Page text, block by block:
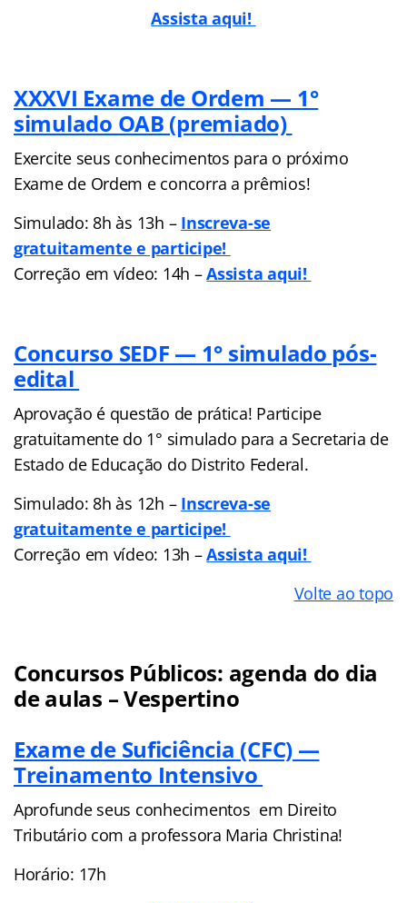
Assista aqui!
XXXVI Exame de Ordem — 1°
simulado OAB (premiado)
Exercite seus conhecimentos para o próximo
Exame de Ordem e concorra a prêmios!
Simulado: 8h às 13h – Inscreva-se
gratuitamente e participe!
Correção em vídeo: 14h –Assista aqui!
Concurso SEDF — 1° simulado pós-
edital
Aprovação é questão de prática! Participe
gratuitamente do 1° simulado para a Secretaria de
Estado de Educação do Distrito Federal.
Simulado: 8h às 12h – Inscreva-se
gratuitamente e participe!
Correção em vídeo: 13h –Assista aqui!
Volte ao topo
Concursos Públicos: agenda do dia
de aulas – Vespertino
Exame de Suficiência (CFC) —
Treinamento Intensivo
Aprofunde seus conhecimentos em Direito
Tributário com a professora Maria Christina!
Horário: 17h